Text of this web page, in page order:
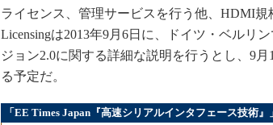
ライセンス、管理サービスを行う他、HDMI
Licensingは2013年9月6日に、ドイツ・ベルリ
ジョン2.0に関する詳細な説明を行うとし、9
る予定だ。
「EE Times Japan『高速シリアルインタフェース技術